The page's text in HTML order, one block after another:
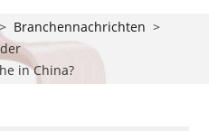
> Branchennachrichten >
in China?